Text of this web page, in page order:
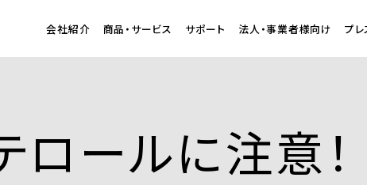
会社紹介 商品・サービス サポート 法人・事業者様向け プ
ールに注意！